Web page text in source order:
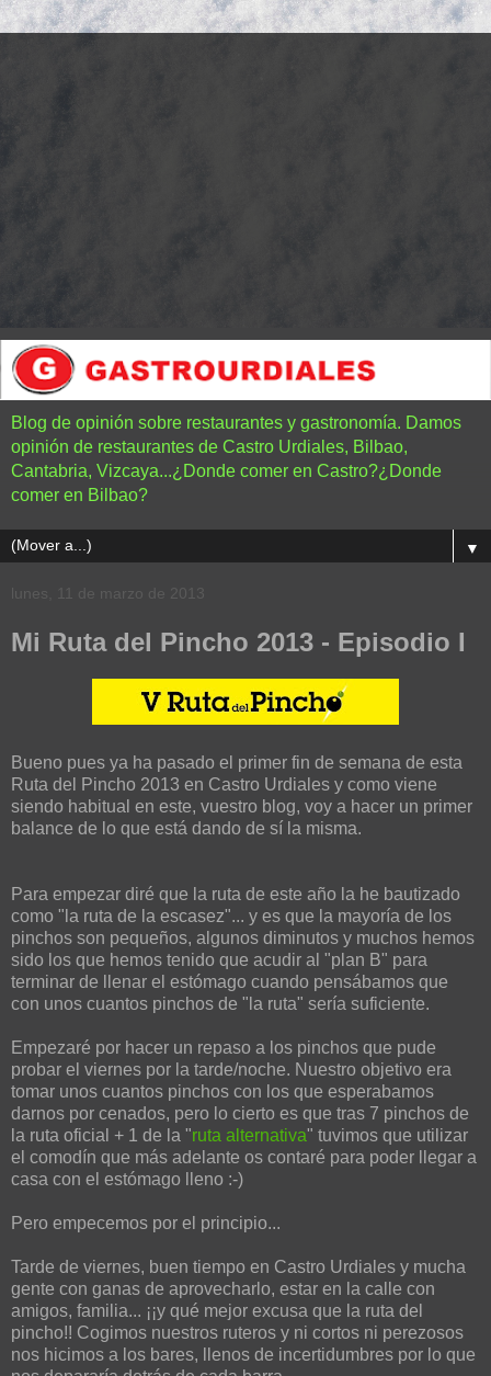
Blog de opinión sobre restaurantes y gastronomía. Damos
opinión de restaurantes de Castro Urdiales, Bilbao,
Cantabria, Vizcaya...¿Donde comer en Castro?¿Donde
comer en Bilbao?
▼
lunes, 11 de marzo de 2013
Mi Ruta del Pincho 2013 - Episodio I
Bueno pues ya ha pasado el primer fin de semana de esta
Ruta del Pincho 2013 en Castro Urdiales y como viene
siendo habitual en este, vuestro blog, voy a hacer un primer
balance de lo que está dando de sí la misma.
Para empezar diré que la ruta de este año la he bautizado
como "la ruta de la escasez"... y es que la mayoría de los
pinchos son pequeños, algunos diminutos y muchos hemos
sido los que hemos tenido que acudir al "plan B" para
terminar de llenar el estómago cuando pensábamos que
con unos cuantos pinchos de "la ruta" sería suficiente.
Empezaré por hacer un repaso a los pinchos que pude
probar el viernes por la tarde/noche. Nuestro objetivo era
tomar unos cuantos pinchos con los que esperabamos
darnos por cenados, pero lo cierto es que tras 7 pinchos de
la ruta oficial + 1 de la "ruta alternativa" tuvimos que utilizar
el comodín que más adelante os contaré para poder llegar a
casa con el estómago lleno :-)
Pero empecemos por el principio...
Tarde de viernes, buen tiempo en Castro Urdiales y mucha
gente con ganas de aprovecharlo, estar en la calle con
amigos, familia... ¡¡y qué mejor excusa que la ruta del
pincho!! Cogimos nuestros ruteros y ni cortos ni perezosos
nos hicimos a los bares, llenos de incertidumbres por lo que